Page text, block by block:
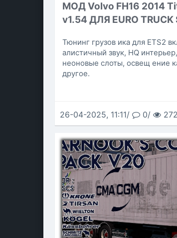
МОД Volvo FH16 2014
v1.54 ДЛЯ EURO TRUCK
Тюнинг грузов ика для ETS2
алистичный звук, HQ
неоновые слоты, освещ ение
другое.
26-04-2025, 11:11/ 0/ 272